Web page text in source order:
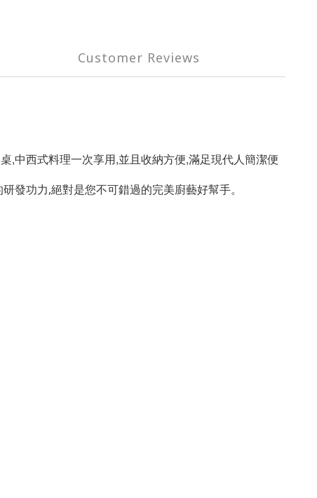
Customer Reviews
,中西式料理一次享用,並且收納方便,滿足現代人簡潔便
發功力,絕對是您不可錯過的完美廚藝好幫手。